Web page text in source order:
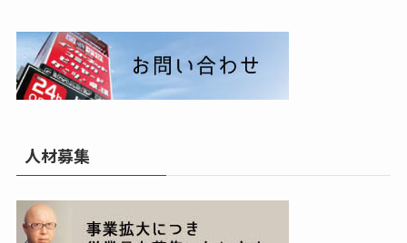
人材募集